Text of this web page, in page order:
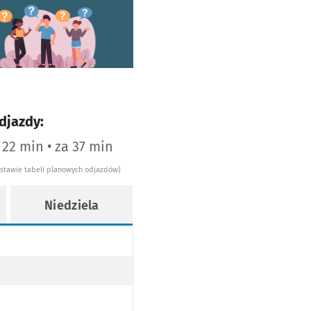
się w nowej karcie
min • za 37 min
tabeli planowych odjazdów)
Niedziela
NISKOPODŁOGOWY
5
PRZEZ TRAMWAJ NISKOPODŁOGOWY
NISKOPODŁOGOWY